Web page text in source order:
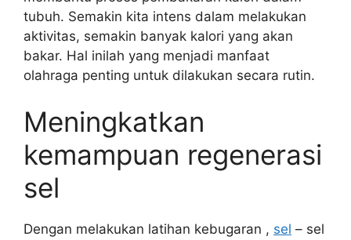
tubuh. Semakin kita intens dalam melakukan
aktivitas, semakin banyak kalori yang akan
bakar. Hal inilah yang menjadi manfaat
olahraga penting untuk dilakukan secara rutin.
Meningkatkan
kemampuan regenerasi
sel
Dengan melakukan latihan kebugaran , sel – sel